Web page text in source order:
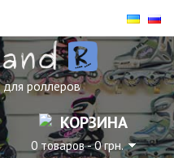
роллеров
КОРЗИНА
0 товаров - 0 грн.